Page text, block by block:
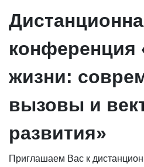
конференция
жизни:
вызовы и
развития»
Приглашаем Вас к